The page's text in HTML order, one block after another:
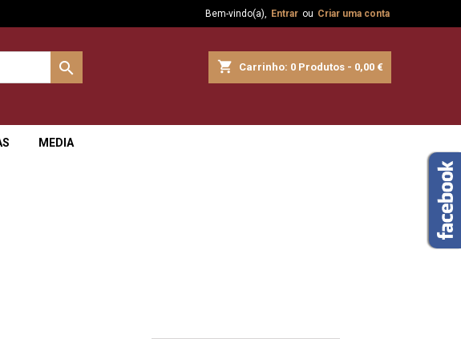
Bem-vindo(a), Entrar ou Criar uma conta
shopping_cart Carrinho: 0 Produtos - 0,00 €

MEDIA